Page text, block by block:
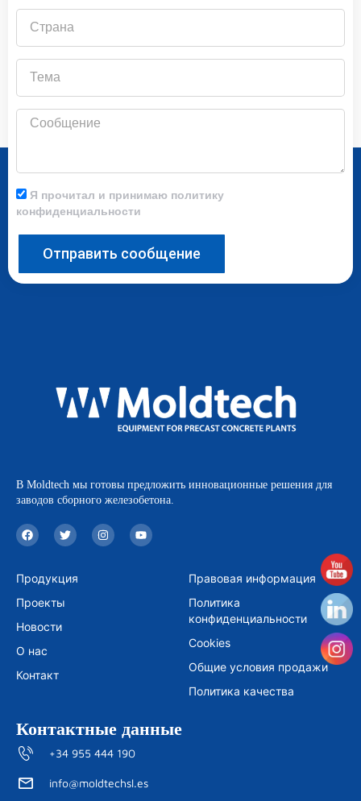
Сообщение
Я прочитал и принимаю политику
конфиденциальности
Отправить сообщение
В Moldtech мы готовы предложить инновационные решения для
заводов сборного железобетона.
F
a
c
b
o
k
T
w
i
t
e
I
n
s
Y
o
u
Продукция
Проекты
Новости
О нас
Контакт
Правовая информация
Политика
конфиденциальности
Cookies
Общие условия продажи
Политика качества
Контактные данные
+34 955 444 190
info@moldtechsl.es